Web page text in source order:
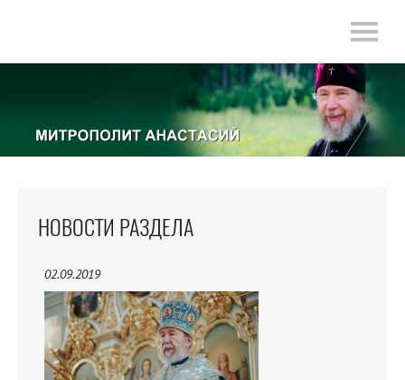
НОВОСТИ РАЗДЕЛА
02.09.2019